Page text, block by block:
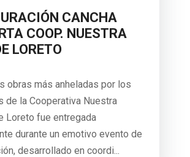
CANCHA
COOP. NUESTRA
LORETO
obras más anheladas por los
de la Cooperativa Nuestra
Loreto fue entregada
durante un emotivo evento de
desarrollado en coordi...